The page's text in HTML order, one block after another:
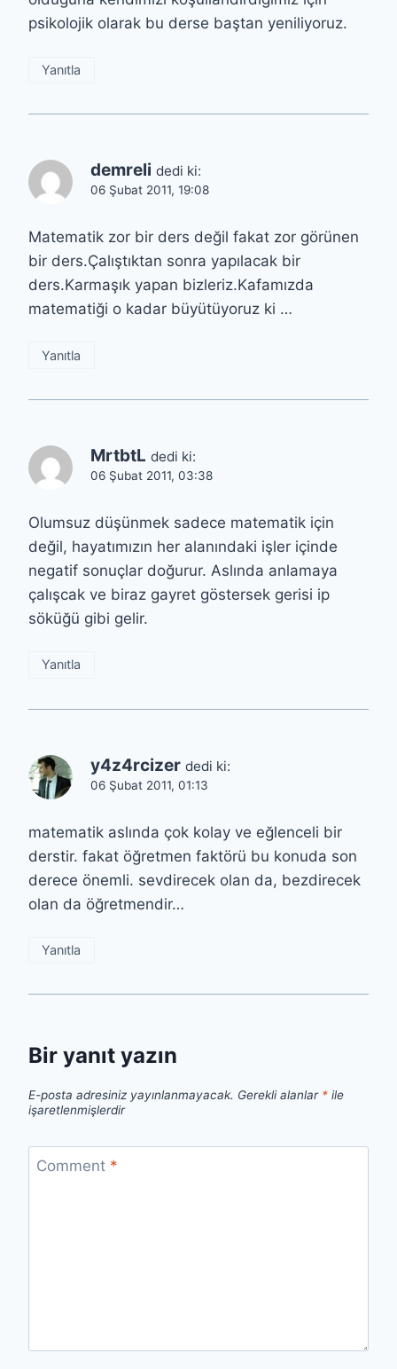
psikolojik olarak bu derse baştan yeniliyoruz.
Yanıtla
demreli dedi ki:
06 Şubat 2011, 19:08
Matematik zor bir ders değil fakat zor görünen
bir ders.Çalıştıktan sonra yapılacak bir
ders.Karmaşık yapan bizleriz.Kafamızda
matematiği o kadar büyütüyoruz ki …
Yanıtla
MrtbtL dedi ki:
06 Şubat 2011, 03:38
Olumsuz düşünmek sadece matematik için
değil, hayatımızın her alanındaki işler içinde
negatif sonuçlar doğurur. Aslında anlamaya
çalışcak ve biraz gayret göstersek gerisi ip
söküğü gibi gelir.
Yanıtla
y4z4rcizer dedi ki:
06 Şubat 2011, 01:13
matematik aslında çok kolay ve eğlenceli bir
derstir. fakat öğretmen faktörü bu konuda son
derece önemli. sevdirecek olan da, bezdirecek
olan da öğretmendir…
Yanıtla
Bir yanıt yazın
E-posta adresiniz yayınlanmayacak. Gerekli alanlar * ile
işaretlenmişlerdir
Comment *